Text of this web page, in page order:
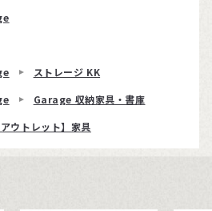
ストレージ KK
Garage 収納家具・書庫
アウトレット】家具